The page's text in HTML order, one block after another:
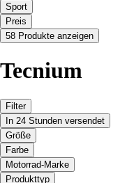
Sport
Preis
58 Produkte anzeigen
Tecnium
Filter
In 24 Stunden versendet
Größe
Farbe
Motorrad-Marke
Produkttyp